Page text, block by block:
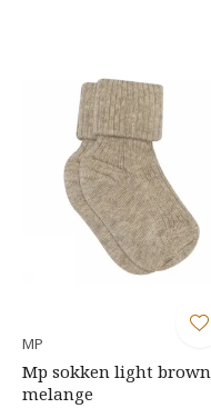
MP
Mp sokken light brown
melange